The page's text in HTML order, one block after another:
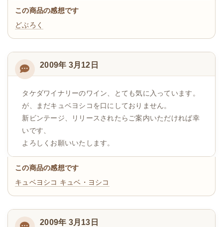
この商品の感想です
どぶろく
2009年 3月12日
タケダワイナリーのワイン、とても気に入っています。
が、まだキュベヨシコを口にしておりません。
新ビンテージ、リリースされたらご案内いただければ幸
いです、
よろしくお願いいたします。
この商品の感想です
キュベヨシコ キュベ・ヨシコ
2009年 3月13日